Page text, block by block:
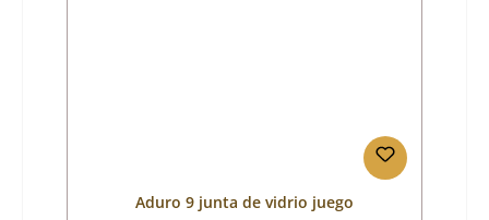
Aduro 9 junta de vidrio juego